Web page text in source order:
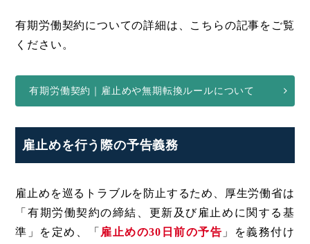
有期労働契約についての詳細は、こちらの記事をご覧
ください。
有期労働契約｜雇止めや無期転換ルールについて
雇止めを行う際の予告義務
雇止めを巡るトラブルを防止するため、厚生労働省は
「有期労働契約の締結、更新及び雇止めに関する基
準」を定め、「 雇止めの30日前の予告 」を義務付け